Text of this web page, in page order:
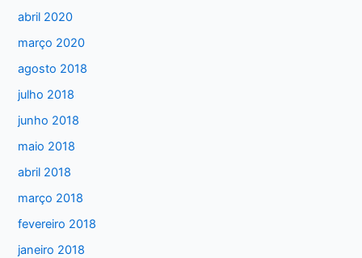
abril 2020
março 2020
agosto 2018
julho 2018
junho 2018
maio 2018
abril 2018
março 2018
fevereiro 2018
janeiro 2018